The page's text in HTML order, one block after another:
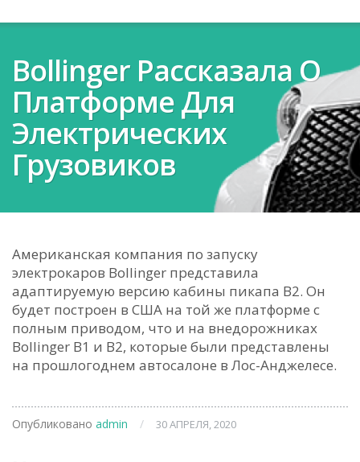
Bollinger Рассказала О
Платформе Для
Электрических
Грузовиков
Американская компания по запуску
электрокаров Bollinger представила
адаптируемую версию кабины пикапа B2. Он
будет построен в США на той же платформе с
полным приводом, что и на внедорожниках
Bollinger B1 и B2, которые были представлены
на прошлогоднем автосалоне в Лос-Анджелесе.
Опубликовано admin / 30 АПРЕЛЯ, 2020